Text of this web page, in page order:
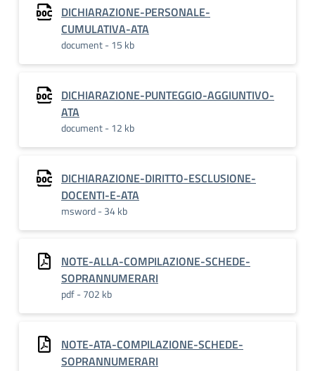
DICHIARAZIONE-PERSONALE-
CUMULATIVA-ATA
document - 15 kb
DICHIARAZIONE-PUNTEGGIO-AGGIUNTIVO-
ATA
document - 12 kb
DICHIARAZIONE-DIRITTO-ESCLUSIONE-
DOCENTI-E-ATA
msword - 34 kb
NOTE-ALLA-COMPILAZIONE-SCHEDE-
SOPRANNUMERARI
pdf - 702 kb
NOTE-ATA-COMPILAZIONE-SCHEDE-
SOPRANNUMERARI